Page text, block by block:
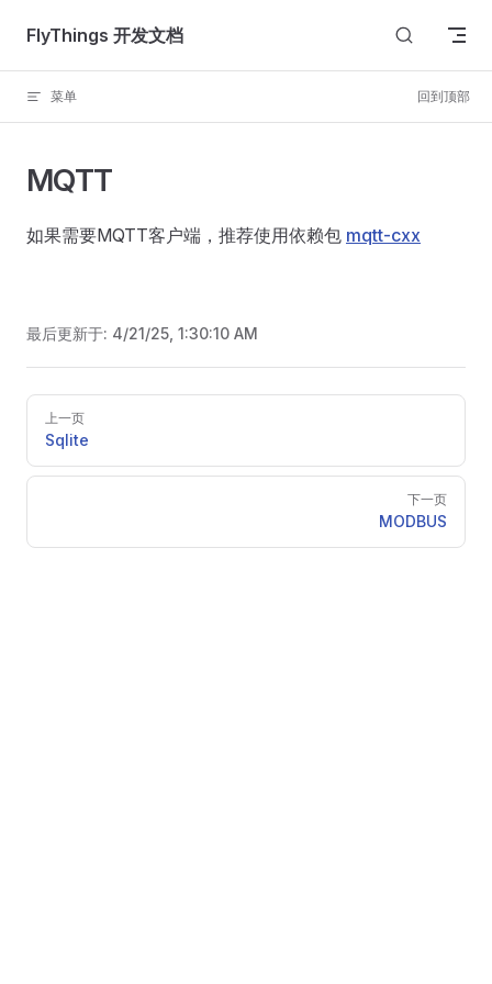
Skip to content
FlyThings 开发文档
菜单 回到顶部
MQTT
如果需要MQTT客户端，推荐使用依赖包 mqtt-cxx
最后更新于: 4/21/25, 1:30:10 AM
Pager
上一页
Sqlite
下一页
MODBUS